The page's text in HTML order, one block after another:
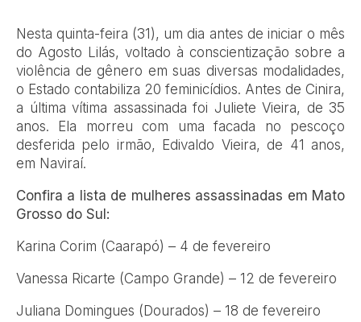
Nesta quinta-feira (31), um dia antes de iniciar o mês
do Agosto Lilás, voltado à conscientização sobre a
violência de gênero em suas diversas modalidades,
o Estado contabiliza 20 feminicídios. Antes de Cinira,
a última vítima assassinada foi Juliete Vieira, de 35
anos. Ela morreu com uma facada no pescoço
desferida pelo irmão, Edivaldo Vieira, de 41 anos,
em Naviraí.
Confira a lista de mulheres assassinadas em Mato
Grosso do Sul:
Karina Corim (Caarapó) – 4 de fevereiro
Vanessa Ricarte (Campo Grande) – 12 de fevereiro
Juliana Domingues (Dourados) – 18 de fevereiro